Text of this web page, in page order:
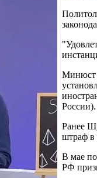
Минюст
России).
Ранее
штраф в
В мае
РФ